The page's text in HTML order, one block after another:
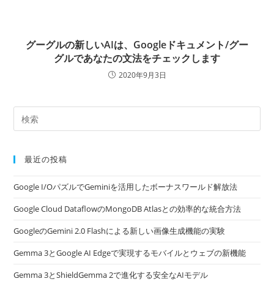
グーグルの新しいAIは、Googleドキュメント/グー
グルであなたの文法をチェックします
2020年9月3日
最近の投稿
Google I/OパズルでGeminiを活用したボーナスワールド解放法
Google Cloud DataflowのMongoDB Atlasとの効率的な統合方法
GoogleのGemini 2.0 Flashによる新しい画像生成機能の実験
Gemma 3とGoogle AI Edgeで実現するモバイルとウェブの新機能
Gemma 3とShieldGemma 2で進化する安全なAIモデル